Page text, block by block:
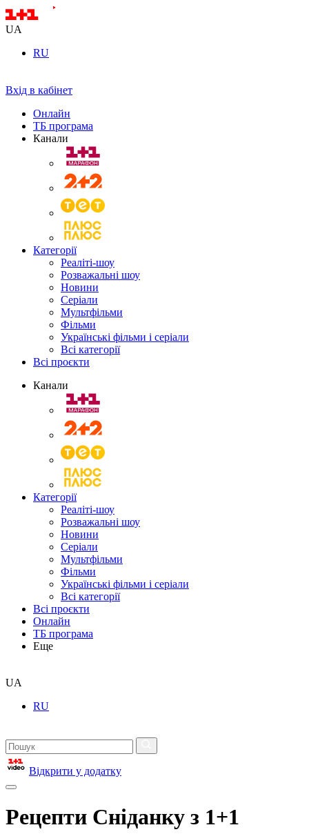
UA
RU
Вхід в кабінет
Онлайн
ТБ програма
Канали
Категорії
Реаліті-шоу
Розважальні шоу
Новини
Серіали
Мультфільми
Фільми
Українські фільми і серіали
Всі категорії
Всі проєкти
Канали
Категорії
Реаліті-шоу
Розважальні шоу
Новини
Серіали
Мультфільми
Фільми
Українські фільми і серіали
Всі категорії
Всі проєкти
Онлайн
ТБ програма
Еще
UA
RU
Відкрити у додатку
Рецепти Сніданку з 1+1